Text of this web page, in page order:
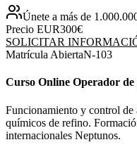
Únete a más de
Precio EUR300€
SOLICITAR
Matrícula AbiertaN-103
Curso Online Operador
Funcionamiento y control de
químicos de refino.
internacionales Neptunos.